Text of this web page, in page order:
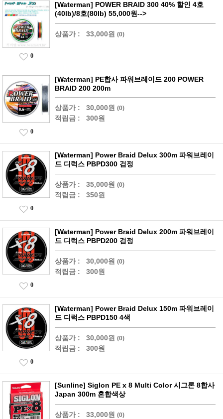
[Waterman] POWER BRAID 300 40% 할인 4호
(40lb)/8호(80lb) 55,000원-->
상품가 : 33,000원 (0)
0
[Waterman] PE합사 파워브레이드 200 POWER
BRAID 200 200m
상품가 : 30,000원 (0)
적립금 : 300원
0
[Waterman] Power Braid Delux 300m 파워브레이
드 디럭스 PBPD300 검정
상품가 : 35,000원 (0)
적립금 : 350원
0
[Waterman] Power Braid Delux 200m 파워브레이
드 디럭스 PBPD200 검정
상품가 : 30,000원 (0)
적립금 : 300원
0
[Waterman] Power Braid Delux 150m 파워브레이
드 디럭스 PBPD150 4색
상품가 : 30,000원 (0)
적립금 : 300원
0
[Sunline] Siglon PE x 8 Multi Color 시그론 8합사
Japan 300m 혼합색상
상품가 : 33,000원 (0)